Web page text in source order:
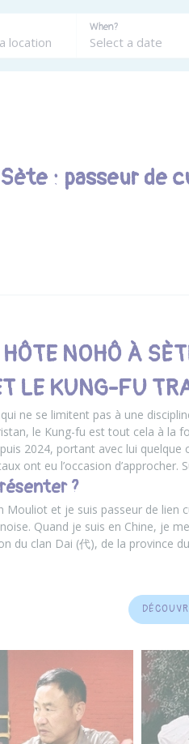
When?
: passeur
NOHÔ À
LE KUNG-FU
ne se limitent pas à une
le Kung-fu est tout cela à la
2024, portant avec lui
ont eu l’occasion
?
Mouliot et je suis passeur de
Quand je suis en Chine, je
du clan Dai (代), de la province